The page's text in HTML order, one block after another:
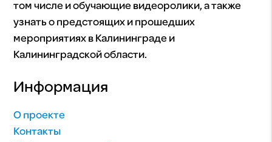
том числе и обучающие видеоролики, а также
узнать о предстоящих и прошедших
мероприятиях в Калининграде и
Калининградской области.
Информация
О проекте
Контакты